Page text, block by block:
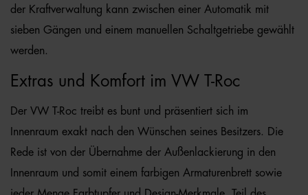
der Kraftverwaltung kann zwischen einer Automatik mit
sieben Gängen und einem manuellen Schaltgetriebe gewählt
werden.
Extras und Komfort im VW T-Roc
Der VW T-Roc treibt es bunt und präsentiert sich im
Innenraum exakt nach den Wünschen seines Besitzers. Die
Rede ist von der Übernahme der Außenlackierung in den
Innenraum und somit einem farbigen Armaturenbrett sowie